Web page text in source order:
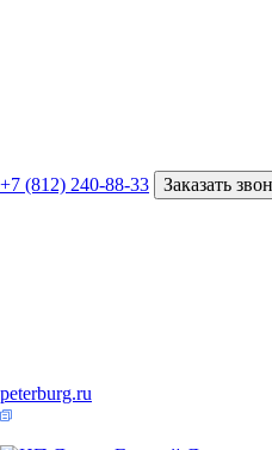
+7 (812) 240-88-33 Заказать
peterburg.ru